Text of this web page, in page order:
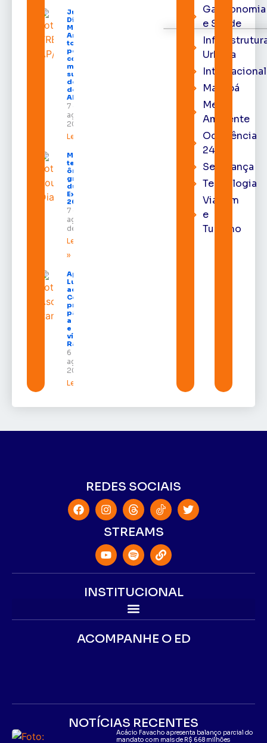
Juiz
Diego
Moura de
Araújo
toma
posse
como
membro
substituto
do Pleno
do TRE-
AP
7 de
agosto de
2026
Leia mais »
Macapá
terá
ônibus
gratuitos
durante a
Expofeira
2026
7 de
agosto
de 2026
Leia mais
»
Após veto,
Lula envia
ao
Congresso
projeto
para criar
a UNIFRON
e grava
vídeo para
Randolfe
6 de
agosto de
2026
Leia mais »
Gastronomia
e Saúde
Urbana
Internacional
Macapá
Meio
Ambiente
Ocorrência
24h
Segurança
Tecnologia
Viagem
e
Turismo
REDES SOCIAIS
STREAMS
INSTITUCIONAL
ACOMPANHE O ED
NOTÍCIAS RECENTES
Acácio Favacho apresenta balanço parcial do
mandato com mais de R$ 668 milhões